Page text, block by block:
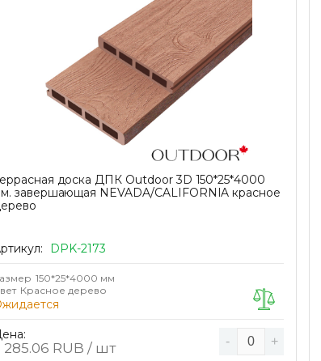
доска ДПК Outdoor 3D 150*25*4000
завершающая NEVADA/CALIFORNIA красное
DPK-2173
150*25*4000 мм
Красное дерево
285.06 RUB / шт - +